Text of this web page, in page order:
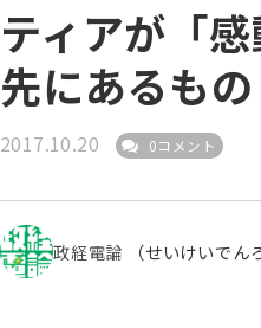
ティアが「
先にあるもの
2017.10.20 0コメント
政経電論 （せいけいでん